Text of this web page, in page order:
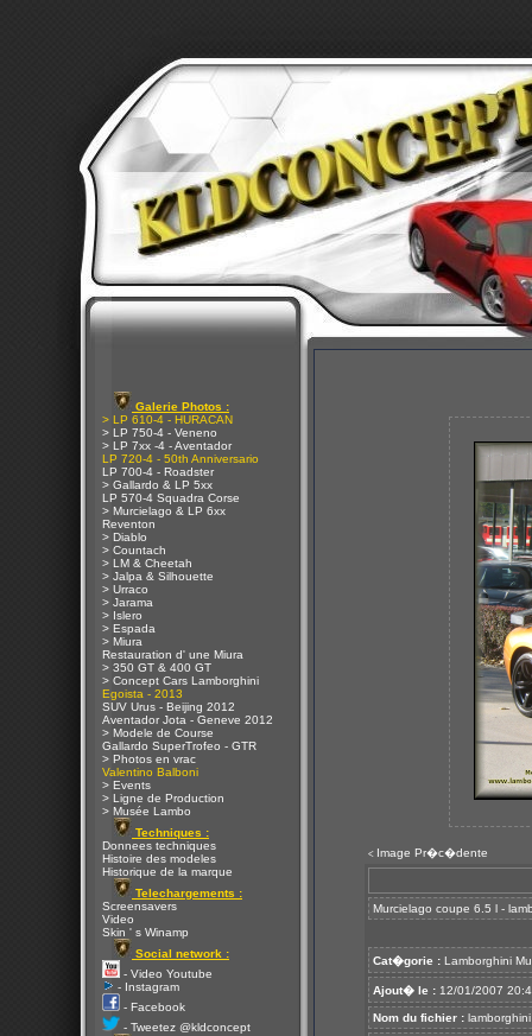
Galerie Photos :
> LP 610-4 - HURACAN
> LP 750-4 - Veneno
> LP 7xx -4 - Aventador
LP 720-4 - 50th Anniversario
LP 700-4 - Roadster
> Gallardo & LP 5xx
LP 570-4 Squadra Corse
> Murcielago & LP 6xx
Reventon
> Diablo
> Countach
> LM & Cheetah
> Jalpa & Silhouette
> Urraco
> Jarama
> Islero
> Espada
> Miura
Restauration d' une Miura
> 350 GT & 400 GT
> Concept Cars Lamborghini
Egoista - 2013
SUV Urus - Beijing 2012
Aventador Jota - Geneve 2012
> Modele de Course
Gallardo SuperTrofeo - GTR
> Photos en vrac
Valentino Balboni
> Events
> Ligne de Production
> Musée Lambo
Techniques :
Donnees techniques
Histoire des modeles
Historique de la marque
Telechargements :
Screensavers
Video
Skin ' s Winamp
Social network :
- Video Youtube
- Instagram
- Facebook
- Tweetez @kldconcept
< Image Pr�c�dente
Murcielago coupe 6.5 l -
Cat�gorie : Lamborghini
Ajout� le : 12/01/2007
Nom du fichier :